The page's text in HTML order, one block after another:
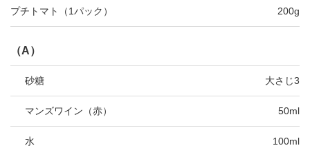
プチトマト（1パック） 200g
（A）
砂糖 大さじ3
マンズワイン（赤） 50ml
水 100ml